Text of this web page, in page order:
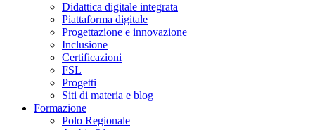
Didattica digitale integrata
Piattaforma digitale
Progettazione e innovazione
Inclusione
Certificazioni
FSL
Progetti
Siti di materia e blog
Formazione
Polo Regionale